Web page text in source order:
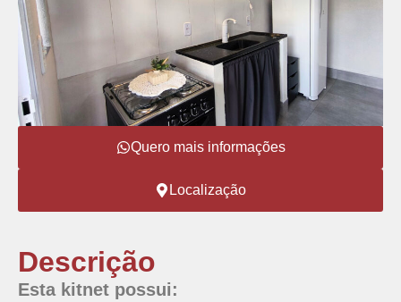
Quero mais informações
Localização
Descrição
Esta kitnet possui: